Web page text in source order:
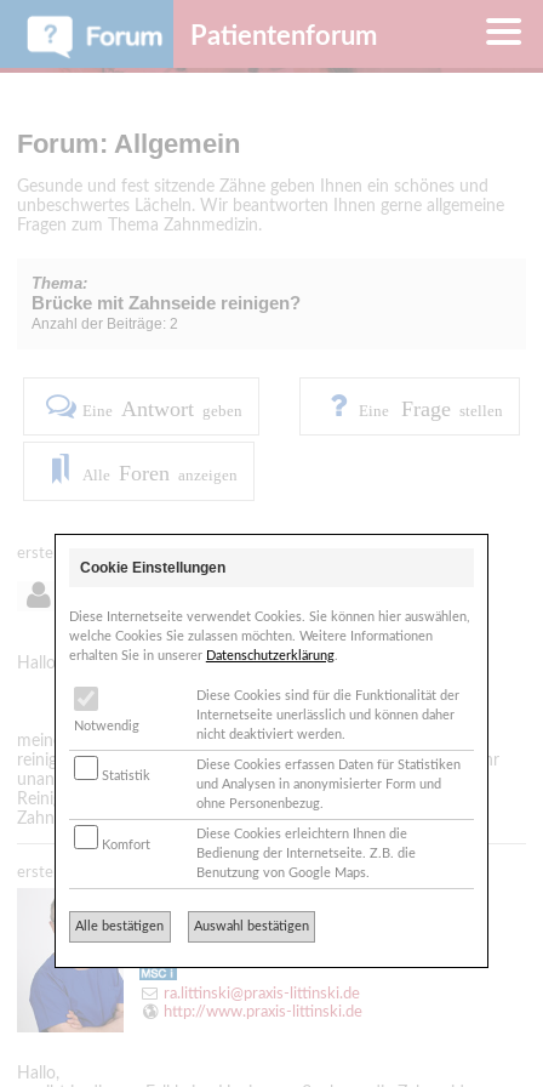
Patientenforum
Forum: Allgemein
Gesunde und fest sitzende Zähne geben Ihnen ein schönes und
unbeschwertes Lächeln. Wir beantworten Ihnen gerne allgemeine
Fragen zum Thema Zahnmedizin.
Thema:
Brücke mit Zahnseide reinigen?
Anzahl der Beiträge: 2
Eine Antwort geben Eine Frage stellen
Alle Foren anzeigen
erstellt: 30.09.2010 - 08:14
Hallo,
meine Zahnärztin hat mir gezeigt das ich um meine Brücke zu
reinigung unter diese mit Zahnseide gehen muss, was ich als sehr
unangenehm empfinde. Gibt es evtl. auch eine andere
Reinigungsmöglichkeit die nicht so unangenehm ist wie mit
Zahnseide unter die Brücke zu gehen?
erstellt: 01.10.2010 - 15:52
Dr. Littinski M.Sc., M.Sc.
39108 Magdeburg
ra.littinski@praxis-littinski.de
http://www.praxis-littinski.de
Hallo,
Cookie Einstellungen
Diese Internetseite verwendet Cookies. Sie können hier auswählen,
welche Cookies Sie zulassen möchten. Weitere Informationen
erhalten Sie in unserer Datenschutzerklärung.
Notwendig
Diese Cookies sind für die Funktionalität der
Internetseite unerlässlich und können daher
nicht deaktiviert werden.
Statistik
Diese Cookies erfassen Daten für Statistiken
und Analysen in anonymisierter Form und
ohne Personenbezug.
Komfort
Diese Cookies erleichtern Ihnen die
Bedienung der Internetseite. Z.B. die
Benutzung von Google Maps.
Alle bestätigen Auswahl bestätigen